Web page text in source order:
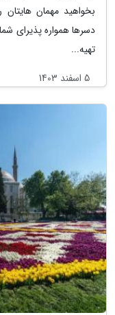
بخواهید مهمان
دسرها همواره پذیرای
تهیه...
5 اسفند 1403